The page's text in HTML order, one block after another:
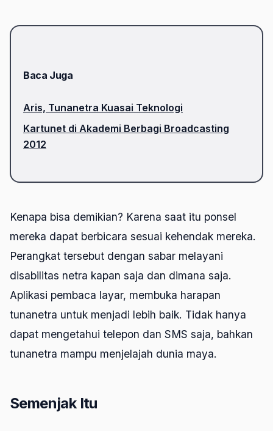
Baca Juga
Aris, Tunanetra Kuasai Teknologi
Kartunet di Akademi Berbagi Broadcasting
2012
Kenapa bisa demikian? Karena saat itu ponsel
mereka dapat berbicara sesuai kehendak mereka.
Perangkat tersebut dengan sabar melayani
disabilitas netra kapan saja dan dimana saja.
Aplikasi pembaca layar, membuka harapan
tunanetra untuk menjadi lebih baik. Tidak hanya
dapat mengetahui telepon dan SMS saja, bahkan
tunanetra mampu menjelajah dunia maya.
Semenjak Itu